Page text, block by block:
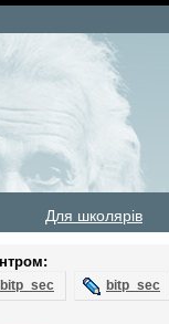
Для школярів
bitp_sec bitp_sec